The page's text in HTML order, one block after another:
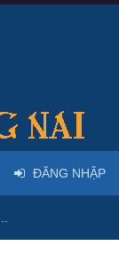
ĐĂNG NHẬP